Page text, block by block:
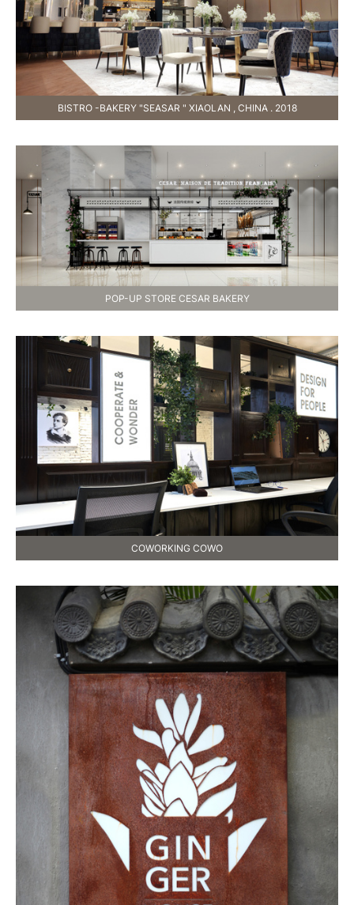
BISTRO -BAKERY "SEASAR " XIAOLAN , CHINA . 2018
POP-UP STORE CESAR BAKERY
COWORKING COWO